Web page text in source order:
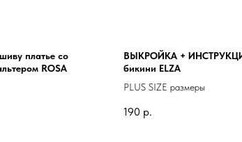
платье со
ROSA
ВЫКРОЙКА +
бикини ELZA
PLUS SIZE размеры
190 р.